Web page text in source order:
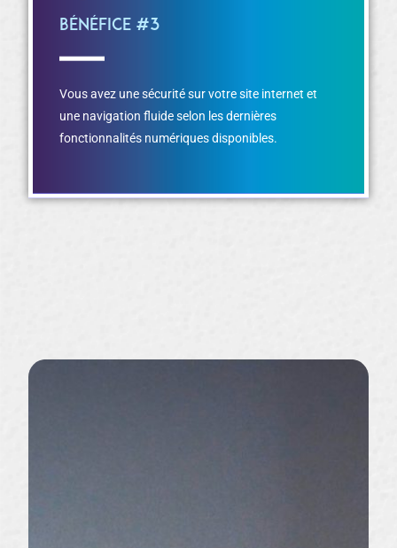
Bénéfice #3
Vous avez une sécurité sur votre site internet et
une navigation fluide selon les dernières
fonctionnalités numériques disponibles.